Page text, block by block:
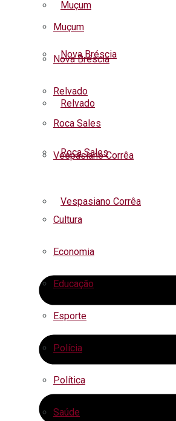
Muçum
Nova Bréscia
Relvado
Roca Sales
Vespasiano Corrêa
Muçum
Nova Bréscia
Relvado
Roca Sales
Vespasiano Corrêa
Cultura
Economia
Educação
Esporte
Polícia
Política
Saúde